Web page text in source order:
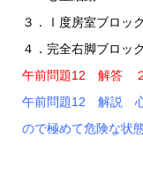
３．Ⅰ度房室ブロック
４．完全右脚ブロック
午前問題12 解答
午前問題12 解説 心
ので極めて危険な状態